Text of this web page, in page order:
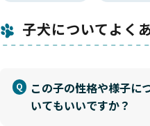
子犬についてよく
この子の性格や様子に
いてもいいですか？